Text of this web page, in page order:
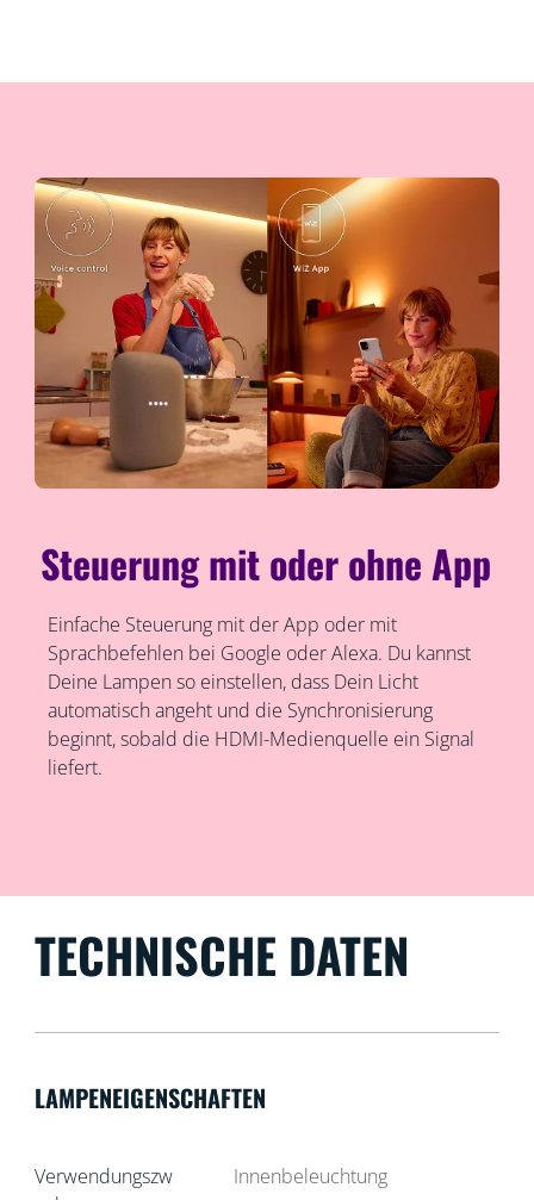
Steuerung mit oder ohne App
Einfache Steuerung mit der App oder mit
Sprachbefehlen bei Google oder Alexa. Du kannst
Deine Lampen so einstellen, dass Dein Licht
automatisch angeht und die Synchronisierung
beginnt, sobald die HDMI-Medienquelle ein Signal
liefert.
TECHNISCHE DATEN
LAMPENEIGENSCHAFTEN
Verwendungszw
Innenbeleuchtung